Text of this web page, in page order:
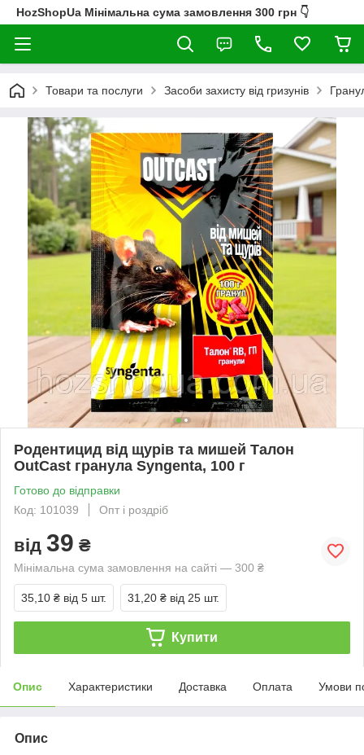
HozShopUa Мінімальна сума замовлення 300 грн 👇
Товари та послуги Засоби захисту від гризунів
Родентицид від щурів та мишей Талон
OutCast гранула Syngenta, 100 г
Готово до відправки
Код: 101039
Опт і роздріб
від 39 ₴
Мінімальна сума замовлення на сайті — 300 ₴
35,10 ₴ від 5 шт. 31,20 ₴ від 25 шт.
Купити
Опис Характеристики Доставка Оплата Умови
Опис